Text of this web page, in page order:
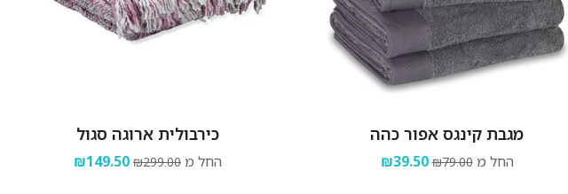
מגבת קינגס אפור כהה
החל מ ₪79.00
₪39.50
כירבולית ארוגה סגול
החל מ ₪299.00
₪149.50